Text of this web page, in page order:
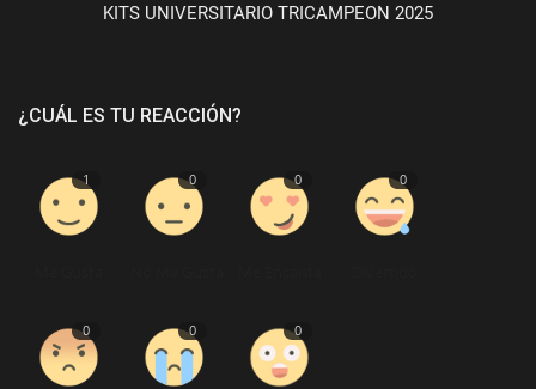
KITS UNIVERSITARIO TRICAMPEON 2025
¿CUÁL ES TU REACCIÓN?
1 0 0 0
0 0 0